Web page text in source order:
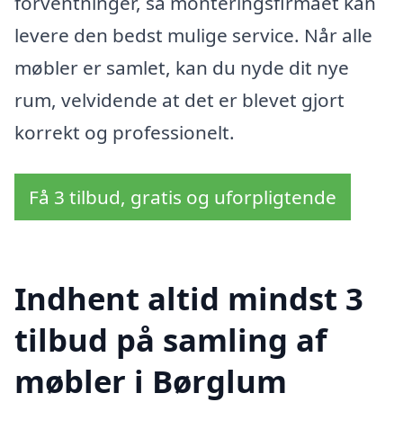
levere den bedst mulige service. Når alle
møbler er samlet, kan du nyde dit nye
rum, velvidende at det er blevet gjort
korrekt og professionelt.
Få 3 tilbud, gratis og uforpligtende
Indhent altid mindst 3
tilbud på samling af
møbler i Børglum